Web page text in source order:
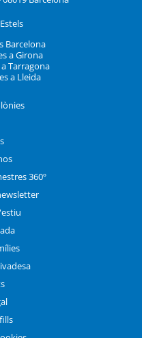
Barcelona
a Girona
Tarragona
a Lleida
360º